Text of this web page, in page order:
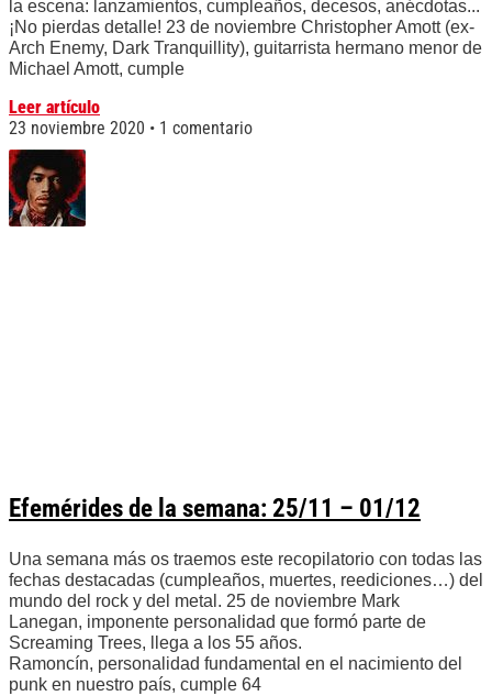
la escena: lanzamientos, cumpleaños, decesos, anécdotas...
¡No pierdas detalle! 23 de noviembre Christopher Amott (ex-
Arch Enemy, Dark Tranquillity), guitarrista hermano menor de
Michael Amott, cumple
Leer artículo
23 noviembre 2020
1 comentario
Efemérides de la semana: 25/11 – 01/12
Una semana más os traemos este recopilatorio con todas las
fechas destacadas (cumpleaños, muertes, reediciones…) del
mundo del rock y del metal. 25 de noviembre Mark
Lanegan, imponente personalidad que formó parte de
Screaming Trees, llega a los 55 años.
Ramoncín, personalidad fundamental en el nacimiento del
punk en nuestro país, cumple 64